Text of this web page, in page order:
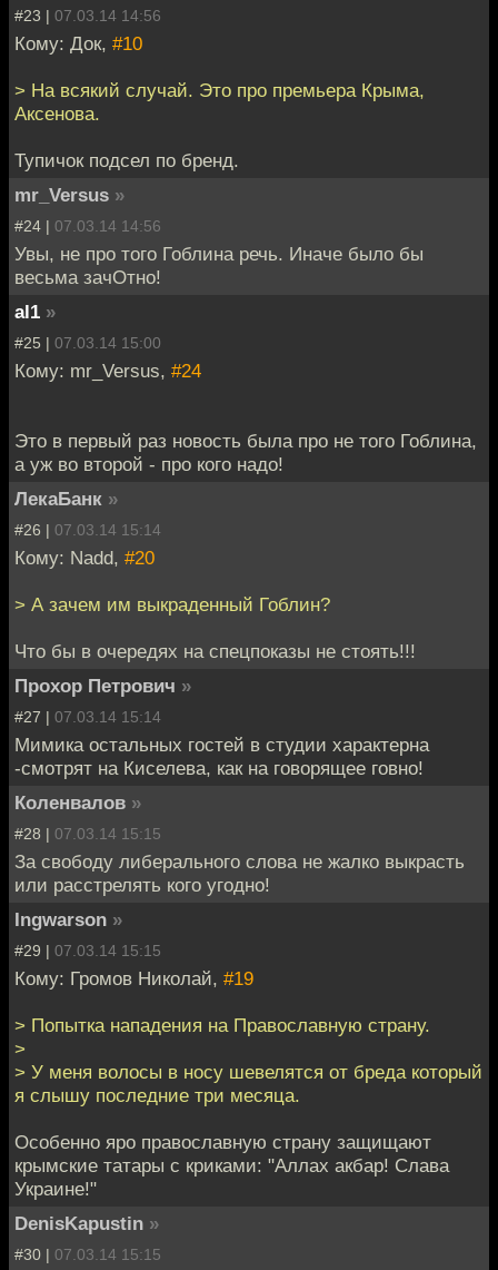
#23 | 07.03.14 14:56
Кому: Док, #10
> На всякий случай. Это про премьера Крыма,
Аксенова.
Тупичок подсел по бренд.
mr_Versus »
#24 | 07.03.14 14:56
Увы, не про того Гоблина речь. Иначе было бы
весьма зачОтно!
al1 »
#25 | 07.03.14 15:00
Кому: mr_Versus, #24
Это в первый раз новость была про не того Гоблина,
а уж во второй - про кого надо!
ЛекаБанк »
#26 | 07.03.14 15:14
Кому: Nadd, #20
> А зачем им выкраденный Гоблин?
Что бы в очередях на спецпоказы не стоять!!!
Прохор Петрович »
#27 | 07.03.14 15:14
Мимика остальных гостей в студии характерна
-смотрят на Киселева, как на говорящее говно!
Коленвалов »
#28 | 07.03.14 15:15
За свободу либерального слова не жалко выкрасть
или расстрелять кого угодно!
Ingwarson »
#29 | 07.03.14 15:15
Кому: Громов Николай, #19
> Попытка нападения на Православную страну.
>
> У меня волосы в носу шевелятся от бреда который
я слышу последние три месяца.
Особенно яро православную страну защищают
крымские татары с криками: "Аллах акбар! Слава
Украине!"
DenisKapustin »
#30 | 07.03.14 15:15